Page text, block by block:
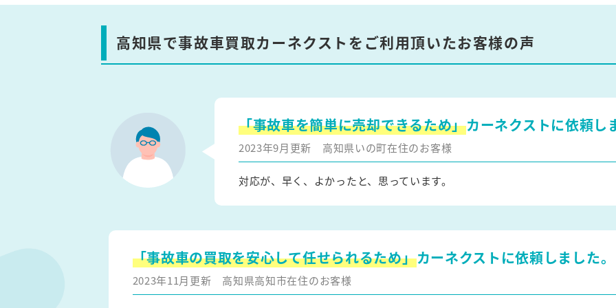
高知県で事故車買取カーネクストをご利用頂いたお客様の声
「事故車を簡単に売却できるため」カーネクストに依頼し
2023年9月更新 高知県いの町在住のお客様
対応が、早く、よかったと、思っています。
「事故車の買取を安心して任せられるため」カーネクストに依頼しました。
2023年11月更新 高知県高知市在住のお客様